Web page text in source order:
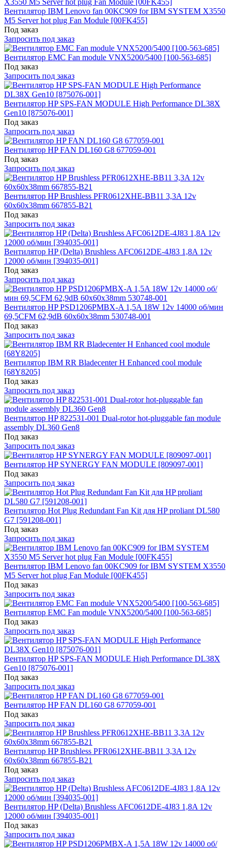
Вентилятор IBM Lenovo fan 00KC909 for IBM SYSTEM X3550
M5 Server hot plug Fan Module [00FK455]
Под заказ
Запросить под заказ
Вентилятор EMC Fan module VNX5200/5400 [100-563-685]
Под заказ
Запросить под заказ
Вентилятор HP SPS-FAN MODULE High Performance DL38X
Gen10 [875076-001]
Под заказ
Запросить под заказ
Вентилятор HP FAN DL160 G8 677059-001
Под заказ
Запросить под заказ
Вентилятор HP Brushless PFR0612XHE-BB11 3,3A 12v
60x60x38mm 667855-B21
Под заказ
Запросить под заказ
Вентилятор HP (Delta) Brushless AFC0612DE-4J83 1,8A 12v
12000 об/мин [394035-001]
Под заказ
Запросить под заказ
Вентилятор HP PSD1206PMBX-A 1,5A 18W 12v 14000 об/мин
69,5CFM 62,9dB 60x60x38mm 530748-001
Под заказ
Запросить под заказ
Вентилятор IBM RR Bladecenter H Enhanced cool module
[68Y8205]
Под заказ
Запросить под заказ
Вентилятор HP 822531-001 Dual-rotor hot-pluggable fan module
assembly DL360 Gen8
Под заказ
Запросить под заказ
Вентилятор HP SYNERGY FAN MODULE [809097-001]
Под заказ
Запросить под заказ
Вентилятор Hot Plug Redundant Fan Kit для HP proliant DL580
G7 [591208-001]
Под заказ
Запросить под заказ
Вентилятор IBM Lenovo fan 00KC909 for IBM SYSTEM X3550
M5 Server hot plug Fan Module [00FK455]
Под заказ
Запросить под заказ
Вентилятор EMC Fan module VNX5200/5400 [100-563-685]
Под заказ
Запросить под заказ
Вентилятор HP SPS-FAN MODULE High Performance DL38X
Gen10 [875076-001]
Под заказ
Запросить под заказ
Вентилятор HP FAN DL160 G8 677059-001
Под заказ
Запросить под заказ
Вентилятор HP Brushless PFR0612XHE-BB11 3,3A 12v
60x60x38mm 667855-B21
Под заказ
Запросить под заказ
Вентилятор HP (Delta) Brushless AFC0612DE-4J83 1,8A 12v
12000 об/мин [394035-001]
Под заказ
Запросить под заказ